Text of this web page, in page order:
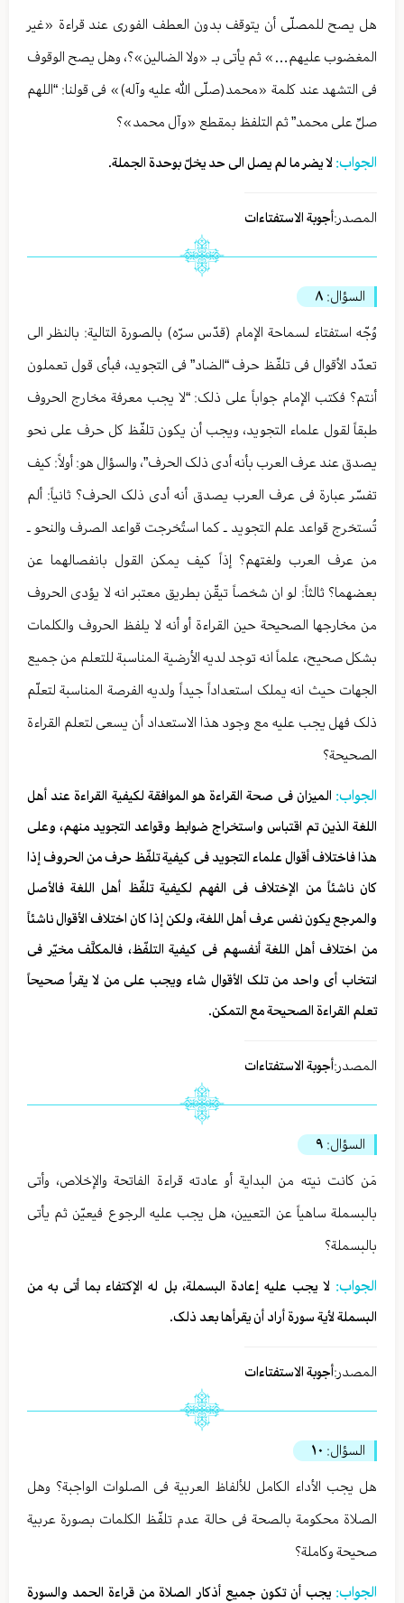
هل یصح للمصلّی أن یتوقف بدون العطف الفوری عند قراءة «غیر
المغضوب علیهم…» ثم یأتی بـ «ولا الضالین»؟، وهل یصح الوقوف
فی التشهد عند کلمة «محمد(صلّی الله علیه وآله)» فی قولنا: “اللهم
صلِّ علی محمد” ثم التلفظ بمقطع «وآل محمد»؟
الجواب: لا یضر ما لم یصل الی حد یخلّ بوحدة الجملة.
المصدر:أجوبة الاستفتاءات
السؤال: ٨
وُجّه استفتاء لسماحة الإمام (قدّس سرّه) بالصورة التالیة: بالنظر الی
تعدّد الأقوال فی تلفّظ حرف “الضاد” فی التجوید، فبأی قول تعملون
أنتم؟ فکتب الإمام جواباً علی ذلک: “لا یجب معرفة مخارج الحروف
طبقاً لقول علماء التجوید، ویجب أن یکون تلفّظ کل حرف علی نحو
یصدق عند عرف العرب بأنه أدی ذلک الحرف”، والسؤال هو: أولاً: کیف
تفسّر عبارة فی عرف العرب یصدق أنه أدی ذلک الحرف؟ ثانیاً: ألم
تُستخرج قواعد علم التجوید ـ کما استُخرجت قواعد الصرف والنحو ـ
من عرف العرب ولغتهم؟ إذاً کیف یمکن القول بانفصالهما عن
بعضهما؟ ثالثاً: لو ان شخصاً تیقّن بطریق معتبر انه لا یؤدی الحروف
من مخارجها الصحیحة حین القراءة أو أنه لا یلفظ الحروف والکلمات
بشکل صحیح، علماً انه توجد لدیه الأرضیة المناسبة للتعلم من جمیع
الجهات حیث انه یملک استعداداً جیداً ولدیه الفرصة المناسبة لتعلّم
ذلک فهل یجب علیه مع وجود هذا الاستعداد أن یسعی لتعلم القراءة
الصحیحة؟
الجواب: المیزان فی صحة القراءة هو الموافقة لکیفیة القراءة عند أهل
اللغة الذین تم اقتباس واستخراج ضوابط وقواعد التجوید منهم، وعلی
هذا فاختلاف أقوال علماء التجوید فی کیفیة تلفّظ حرف من الحروف إذا
کان ناشئاً من الإختلاف فی الفهم لکیفیة تلفّظ أهل اللغة فالأصل
والمرجع یکون نفس عرف أهل اللغة، ولکن إذا کان اختلاف الأقوال ناشئاً
من اختلاف أهل اللغة أنفسهم فی کیفیة التلفّظ، فالمکلَّف مخیّر فی
انتخاب أی واحد من تلک الأقوال شاء ویجب علی من لا یقرأ صحیحاً
تعلم القراءة الصحیحة مع التمکن.
المصدر:أجوبة الاستفتاءات
السؤال: ٩
مَن کانت نیته من البدایة أو عادته قراءة الفاتحة والإخلاص، وأتی
بالبسملة ساهیاً عن التعیین، هل یجب علیه الرجوع فیعیّن ثم یأتی
بالبسملة؟
الجواب: لا یجب علیه إعادة البسملة، بل له الإکتفاء بما أتی به من
البسملة لأیة سورة أراد أن یقرأها بعد ذلک.
المصدر:أجوبة الاستفتاءات
السؤال: ١٠
هل یجب الأداء الکامل للألفاظ العربیة فی الصلوات الواجبة؟ وهل
الصلاة محکومة بالصحة فی حالة عدم تلفّظ الکلمات بصورة عربیة
صحیحة وکاملة؟
الجواب:یجب أن تکون جمیع أذکار الصلاة من قراءة الحمد والسورة